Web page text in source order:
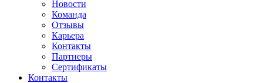
Новости
Команда
Отзывы
Карьера
Контакты
Партнеры
Сертификаты
Контакты